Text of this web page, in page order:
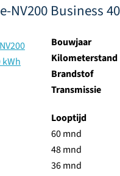
e-NV200 Business
Bouwjaar
Kilometerstand
Brandstof
Transmissie
Looptijd
60 mnd
48 mnd
36 mnd